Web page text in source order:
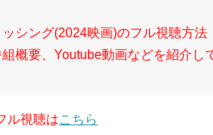
シング(2024映画)のフル視聴方法
概要、Youtube動画などを紹介し
ル視聴はこちら